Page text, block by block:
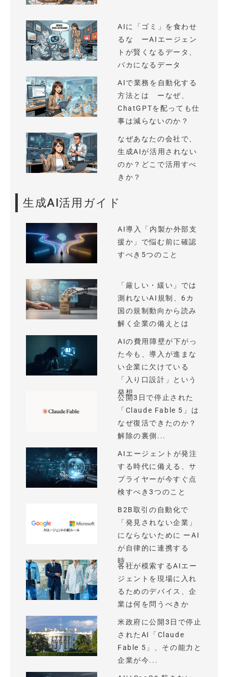
AIに「ゴミ」を食わせ
るな ーAIエージェン
トが賢くなるデータ、
バカになるデータ
AIで業務を自動化する
方法とは ーなぜ、
ChatGPTを配っても仕
事は減らないのか？
なぜあなたの会社で、
生成AIが活用されない
のか？どこで活用すべ
きか？
生成AI活用ガイド
AI導入「内製か外部支
援か」で悩む前に確認
すべき5つのこと
「厳しい・緩い」では
測れないAI規制、6カ
国の規制動向から読み
解く企業の備えとは
AIの費用障壁が下がっ
た今も、導入が進まな
い企業に欠けている
「入り口設計」という
発想
公開3日で停止された
「Claude Fable 5」は
なぜ復活できたのか？
解除の裏側...
AIエージェントが発注
する時代に備える、サ
プライヤーが今すぐ点
検すべき3つのこと
B2B取引の自動化で
「発見されない企業」
にならないために ーAI
が自律的に連携する
時...
各社が模索するAIエー
ジェントを現場に入れ
るためのデバイス、企
業は何を問うべきか
米政府に公開3日で停止
されたAI「Claude
Fable 5」、その能力と
企業が今...